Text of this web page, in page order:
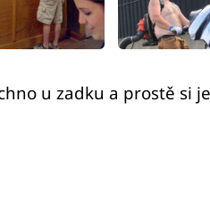
u zadku a prostě si